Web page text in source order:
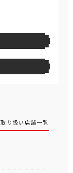
取り扱い店舗一覧